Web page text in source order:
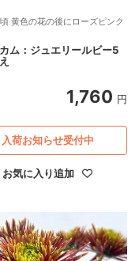
黄色の花の後にローズピンク
ム：ジュエリールビー5
1,760 円
お気に入り追加
入荷お知らせ受付中